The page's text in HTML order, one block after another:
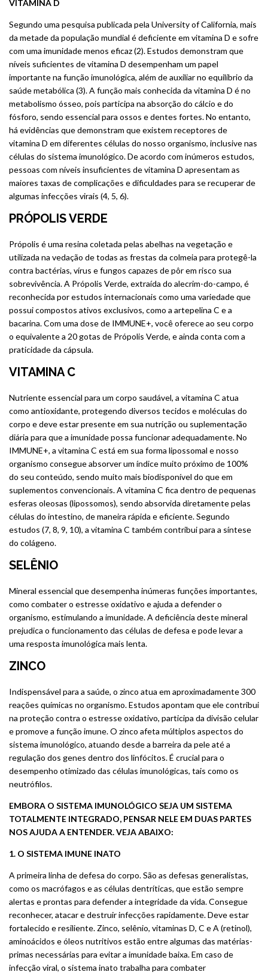
VITAMINA D
Segundo uma pesquisa publicada pela University of California, mais
da metade da população mundial é deficiente em vitamina D e sofre
com uma imunidade menos eficaz (2). Estudos demonstram que
níveis suficientes de vitamina D desempenham um papel
importante na função imunológica, além de auxiliar no equilíbrio da
saúde metabólica (3). A função mais conhecida da vitamina D é no
metabolismo ósseo, pois participa na absorção do cálcio e do
fósforo, sendo essencial para ossos e dentes fortes. No entanto,
há evidências que demonstram que existem receptores de
vitamina D em diferentes células do nosso organismo, inclusive nas
células do sistema imunológico. De acordo com inúmeros estudos,
pessoas com níveis insuficientes de vitamina D apresentam as
maiores taxas de complicações e dificuldades para se recuperar de
algumas infecções virais (4, 5, 6).
PRÓPOLIS VERDE
Própolis é uma resina coletada pelas abelhas na vegetação e
utilizada na vedação de todas as frestas da colmeia para protegê-la
contra bactérias, vírus e fungos capazes de pôr em risco sua
sobrevivência. A Própolis Verde, extraída do alecrim-do-campo, é
reconhecida por estudos internacionais como uma variedade que
possui compostos ativos exclusivos, como a artepelina C e a
bacarina. Com uma dose de IMMUNE+, você oferece ao seu corpo
o equivalente a 20 gotas de Própolis Verde, e ainda conta com a
praticidade da cápsula.
VITAMINA C
Nutriente essencial para um corpo saudável, a vitamina C atua
como antioxidante, protegendo diversos tecidos e moléculas do
corpo e deve estar presente em sua nutrição ou suplementação
diária para que a imunidade possa funcionar adequadamente. No
IMMUNE+, a vitamina C está em sua forma lipossomal e nosso
organismo consegue absorver um índice muito próximo de 100%
do seu conteúdo, sendo muito mais biodisponível do que em
suplementos convencionais. A vitamina C fica dentro de pequenas
esferas oleosas (lipossomos), sendo absorvida diretamente pelas
células do intestino, de maneira rápida e eficiente. Segundo
estudos (7, 8, 9, 10), a vitamina C também contribui para a síntese
do colágeno.
SELÊNIO
Mineral essencial que desempenha inúmeras funções importantes,
como combater o estresse oxidativo e ajuda a defender o
organismo, estimulando a imunidade. A deficiência deste mineral
prejudica o funcionamento das células de defesa e pode levar a
uma resposta imunológica mais lenta.
ZINCO
Indispensável para a saúde, o zinco atua em aproximadamente 300
reações químicas no organismo. Estudos apontam que ele contribui
na proteção contra o estresse oxidativo, participa da divisão celular
e promove a função imune. O zinco afeta múltiplos aspectos do
sistema imunológico, atuando desde a barreira da pele até a
regulação dos genes dentro dos linfócitos. É crucial para o
desempenho otimizado das células imunológicas, tais como os
neutrófilos.
EMBORA O SISTEMA IMUNOLÓGICO SEJA UM SISTEMA
TOTALMENTE INTEGRADO, PENSAR NELE EM DUAS PARTES
NOS AJUDA A ENTENDER. VEJA ABAIXO:
1. O SISTEMA IMUNE INATO
A primeira linha de defesa do corpo. São as defesas generalistas,
como os macrófagos e as células dentríticas, que estão sempre
alertas e prontas para defender a integridade da vida. Consegue
reconhecer, atacar e destruir infecções rapidamente. Deve estar
fortalecido e resiliente. Zinco, selênio, vitaminas D, C e A (retinol),
aminoácidos e óleos nutritivos estão entre algumas das matérias-
primas necessárias para evitar a imunidade baixa. Em caso de
infecção viral, o sistema inato trabalha para combater